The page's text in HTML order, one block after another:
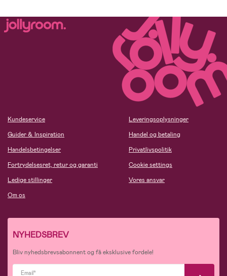
Kundeservice
Guider & Inspiration
Handelsbetingelser
Fortrydelsesret, retur og garanti
Ledige stillinger
Om os
Leveringsoplysninger
Handel og betaling
Privatlivspolitik
Cookie settings
Vores ansvar
NYHEDSBREV
Bliv nyhedsbrevsabonnent og få eksklusive fordele!
Email*